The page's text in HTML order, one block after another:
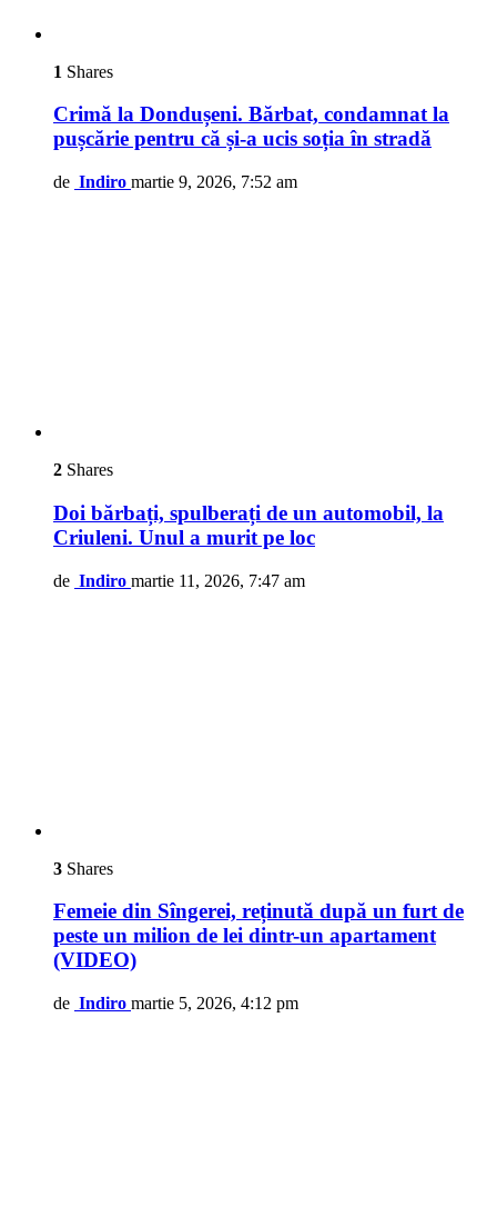
1 Shares
Crimă la Dondușeni. Bărbat, condamnat la
pușcărie pentru că și-a ucis soția în stradă
de Indiro martie 9, 2026, 7:52 am
2 Shares
Doi bărbați, spulberați de un automobil, la
Criuleni. Unul a murit pe loc
de Indiro martie 11, 2026, 7:47 am
3 Shares
Femeie din Sîngerei, reținută după un furt de
peste un milion de lei dintr-un apartament
(VIDEO)
de Indiro martie 5, 2026, 4:12 pm